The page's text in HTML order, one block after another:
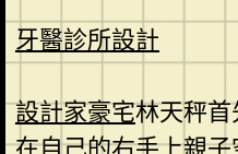
牙醫診所設計
設計家豪宅林天秤